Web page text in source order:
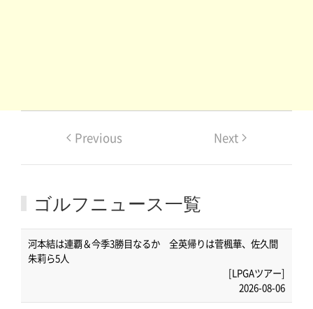
Previous Next
ゴルフニュース一覧
河本結は連覇＆今季3勝目なるか 全英帰りは菅楓華、佐久間
朱莉ら5人
[LPGAツアー]
2026-08-06